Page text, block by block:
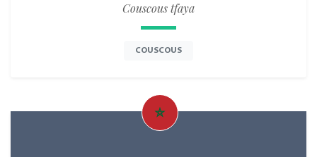
Couscous tfaya
COUSCOUS